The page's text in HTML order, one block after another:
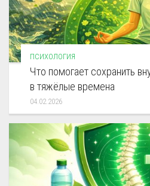
ПСИХОЛОГИЯ
Что помогает сохранить
в тяжёлые времена
04.02.2026